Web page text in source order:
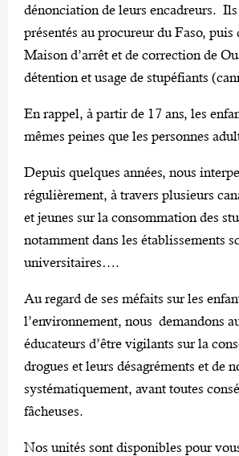
dénonciation de leurs encadreurs. Ils
présentés au procureur du Faso, puis
Maison d’arrêt et de correction de
détention et usage de stupéfiants
En rappel, à partir de 17 ans, les
mêmes peines que les personnes
Depuis quelques années, nous
régulièrement, à travers plusieurs
et jeunes sur la consommation des
notamment dans les établissements
universitaires….
Au regard de ses méfaits sur les
l’environnement, nous demandons
éducateurs d’être vigilants sur la
drogues et leurs désagréments et de
systématiquement, avant toutes
fâcheuses.
Nos unités sont disponibles pour